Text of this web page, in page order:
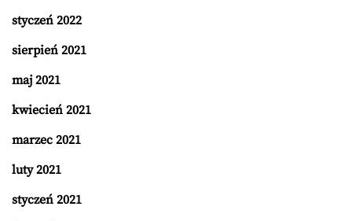
styczeń 2022
sierpień 2021
maj 2021
kwiecień 2021
marzec 2021
luty 2021
styczeń 2021